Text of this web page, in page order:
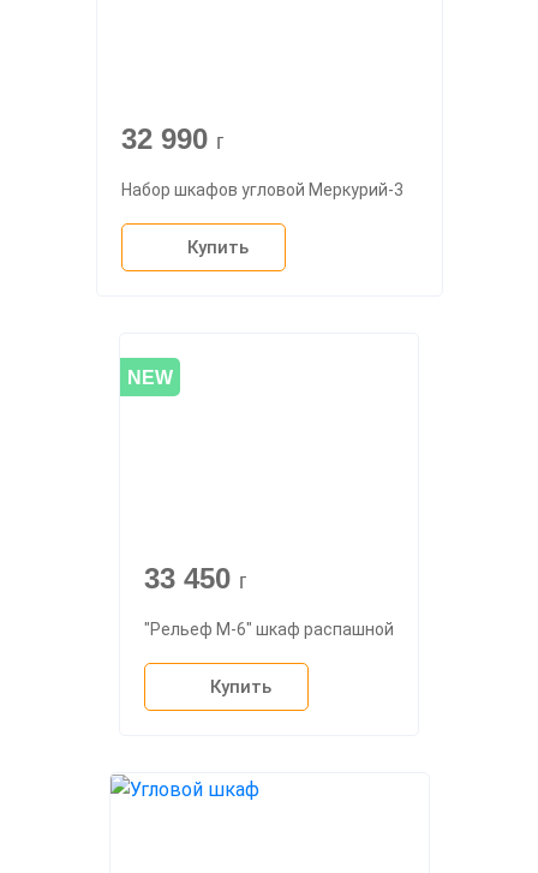
32 990 г
Набор шкафов угловой Меркурий-3
Купить
NEW
33 450 г
"Рельеф М-6" шкаф распашной
Купить